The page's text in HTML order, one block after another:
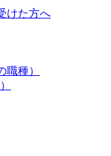
けた方へ
種）